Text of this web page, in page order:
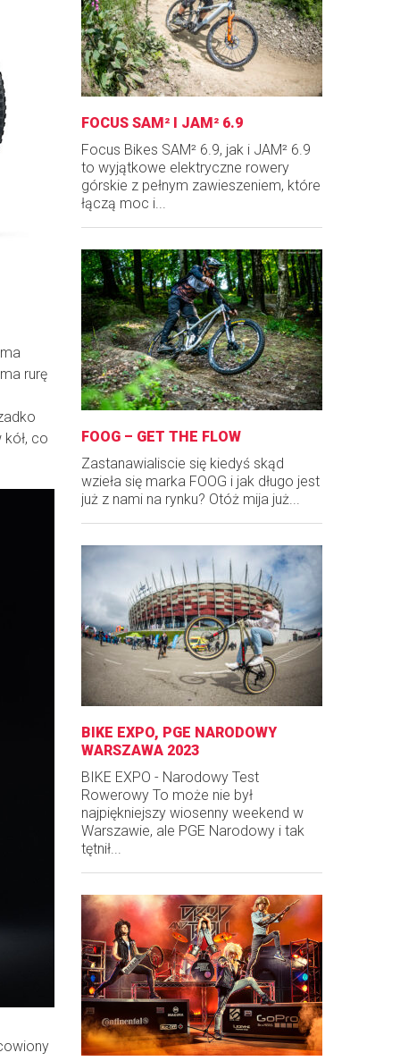
rurę
co
FOCUS SAM² I JAM² 6.9
Focus Bikes SAM² 6.9, jak i JAM² 6.9
to wyjątkowe elektryczne rowery
górskie z pełnym zawieszeniem, które
łączą moc i...
FOOG – GET THE FLOW
Zastanawialiscie się kiedyś skąd
wzieła się marka FOOG i jak długo jest
już z nami na rynku? Otóż mija już...
BIKE EXPO, PGE NARODOWY
WARSZAWA 2023
BIKE EXPO - Narodowy Test
Rowerowy To może nie był
najpiękniejszy wiosenny weekend w
Warszawie, ale PGE Narodowy i tak
tętnił...